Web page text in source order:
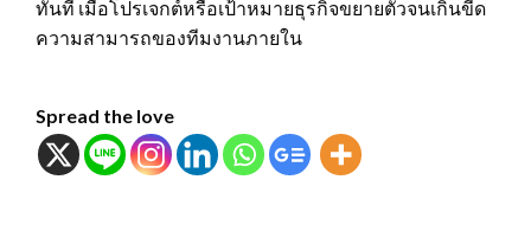
ทันที เมื่อโปรเจกต์หรือเป้าหมายธุรกิจขยายตัวจนเกินขีด
ความสามารถของทีมงานภายใน
Spread the love